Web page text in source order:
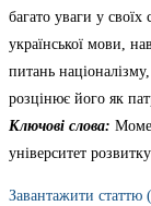
багато уваги у
української мови,
питань
розцінює його як
Ключові слова:
університет
Завантажити статтю